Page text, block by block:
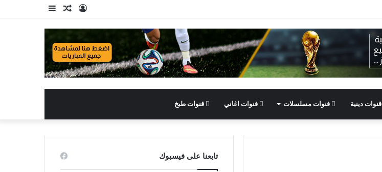
إضافة
عمود
مقال
عشوائي
تسجيل
الدخول
قنوات دينية قنوات مسلسلات قنوات اغاني قنوات طبخ
تابعنا على فيسبوك